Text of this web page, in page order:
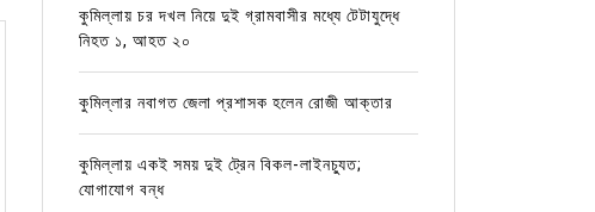
কুমিল্লায় চর দখল নিয়ে দুই গ্রামবাসীর মধ্যে টেটাযুদ্ধে
নিহত ১, আহত ২০
কুমিল্লার নবাগত জেলা প্রশাসক হলেন রোজী আক্তার
কুমিল্লায় একই সময় দুই ট্রেন বিকল-লাইনচ্যুত;
যোগাযোগ বন্ধ